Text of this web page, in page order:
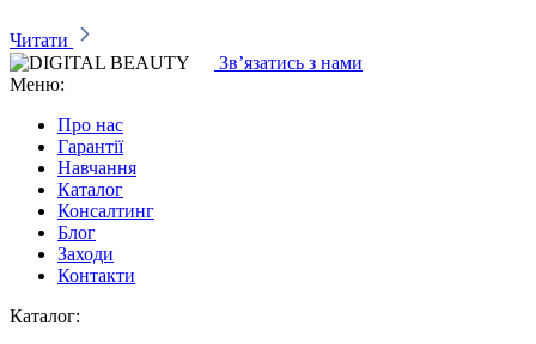
Читати
Зв’язатись з нами
Меню:
Про нас
Гарантії
Навчання
Каталог
Консалтинг
Блог
Заходи
Контакти
Каталог: